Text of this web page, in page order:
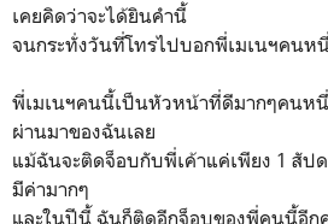
เคยคิดว่าจะได้ยินคำนี้
จนกระทั่งวันที่โทรไปบอกพี่เมเนฯคนห
พี่เมเนฯคนนี้เป็นหัวหน้าที่ดีมากๆคนห
ผ่านมาของฉันเลย
แม้ฉันจะติดจ็อบกับพี่เค้าแค่เพียง 1 สัป
มีค่ามากๆ
และในปีนี้ ฉันก็ติดอีกจ็อบของพี่คนนี้อีก